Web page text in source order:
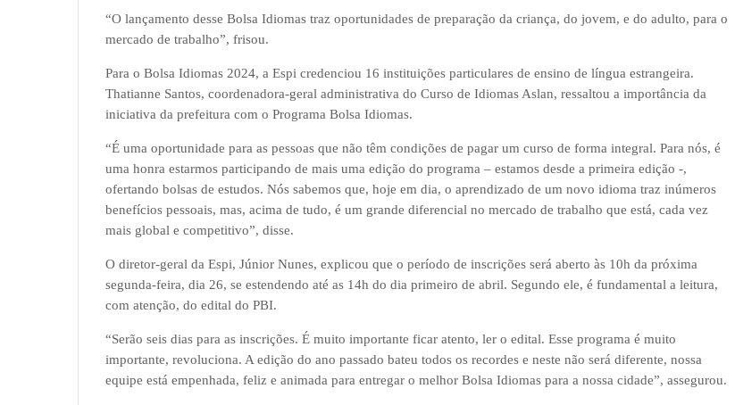
“O lançamento desse Bolsa Idiomas traz oportunidades de preparação da criança, do jovem, e do adulto, para o
mercado de trabalho”, frisou.
Para o Bolsa Idiomas 2024, a Espi credenciou 16 instituições particulares de ensino de língua estrangeira.
Thatianne Santos, coordenadora-geral administrativa do Curso de Idiomas Aslan, ressaltou a importância da
iniciativa da prefeitura com o Programa Bolsa Idiomas.
“É uma oportunidade para as pessoas que não têm condições de pagar um curso de forma integral. Para nós, é
uma honra estarmos participando de mais uma edição do programa – estamos desde a primeira edição -,
ofertando bolsas de estudos. Nós sabemos que, hoje em dia, o aprendizado de um novo idioma traz inúmeros
benefícios pessoais, mas, acima de tudo, é um grande diferencial no mercado de trabalho que está, cada vez
mais global e competitivo”, disse.
O diretor-geral da Espi, Júnior Nunes, explicou que o período de inscrições será aberto às 10h da próxima
segunda-feira, dia 26, se estendendo até as 14h do dia primeiro de abril. Segundo ele, é fundamental a leitura,
com atenção, do edital do PBI.
“Serão seis dias para as inscrições. É muito importante ficar atento, ler o edital. Esse programa é muito
importante, revoluciona. A edição do ano passado bateu todos os recordes e neste não será diferente, nossa
equipe está empenhada, feliz e animada para entregar o melhor Bolsa Idiomas para a nossa cidade”, assegurou.